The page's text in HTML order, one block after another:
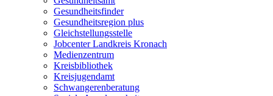
Gesundheitsfinder
Gesundheitsregion plus
Gleichstellungsstelle
Jobcenter Landkreis Kronach
Medienzentrum
Kreisbibliothek
Kreisjugendamt
Schwangerenberatung